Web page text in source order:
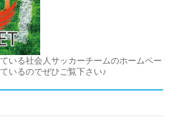
いる社会人サッカーチームのホームペー
いるのでぜひご覧下さい♪